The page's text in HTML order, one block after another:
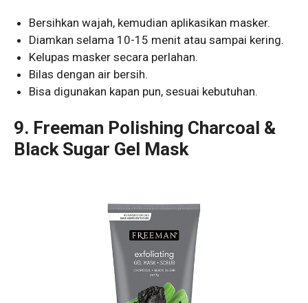
Bersihkan wajah, kemudian aplikasikan masker.
Diamkan selama 10-15 menit atau sampai kering.
Kelupas masker secara perlahan.
Bilas dengan air bersih.
Bisa digunakan kapan pun, sesuai kebutuhan.
9. Freeman Polishing Charcoal &
Black Sugar Gel Mask